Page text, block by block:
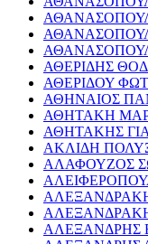
ΑΘΕΡΙΔΗΣ
ΑΘΕΡΙΔΟΥ
ΑΘΗΝΑΙΟΣ
ΑΘΗΤΑΚΗ
ΑΘΗΤΑΚΗΣ
ΑΚΛΙΔΗ
ΑΛΑΦΟΥΖΟΣ
ΑΛΕΞΑΝΔΡΗΣ